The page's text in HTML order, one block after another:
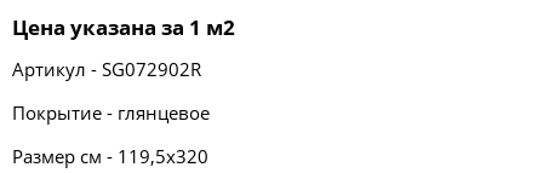
Цена указана за 1 м2
Артикул - SG072902R
Покрытие - глянцевое
Размер см - 119,5х320